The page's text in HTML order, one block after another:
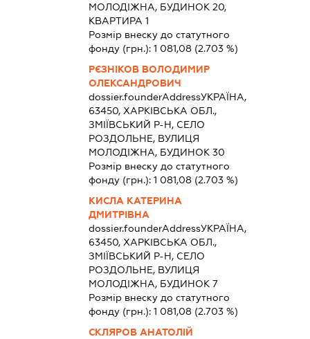
МОЛОДІЖНА, БУДИНОК 20,
КВАРТИРА 1
Розмір внеску до статутного
фонду (грн.):1 081,08 (2.703 %)
РЄЗНІКОВ ВОЛОДИМИР
ОЛЕКСАНДРОВИЧ
dossier.founderAddressУКРАЇНА,
63450, ХАРКІВСЬКА ОБЛ.,
ЗМІЇВСЬКИЙ Р-Н, СЕЛО
РОЗДОЛЬНЕ, ВУЛИЦЯ
МОЛОДІЖНА, БУДИНОК 30
Розмір внеску до статутного
фонду (грн.):1 081,08 (2.703 %)
КИСЛА КАТЕРИНА
ДМИТРІВНА
dossier.founderAddressУКРАЇНА,
63450, ХАРКІВСЬКА ОБЛ.,
ЗМІЇВСЬКИЙ Р-Н, СЕЛО
РОЗДОЛЬНЕ, ВУЛИЦЯ
МОЛОДІЖНА, БУДИНОК 7
Розмір внеску до статутного
фонду (грн.):1 081,08 (2.703 %)
СКЛЯРОВ АНАТОЛІЙ